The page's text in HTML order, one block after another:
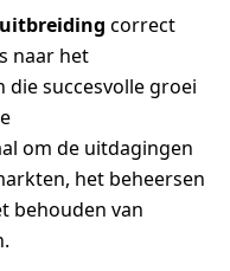
correct
naar het
succesvolle groei
om de uitdagingen
het beheersen
behouden van